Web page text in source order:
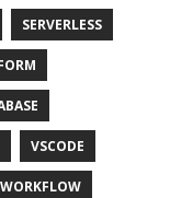
SERVERLESS
VSCODE
WORKFLOW